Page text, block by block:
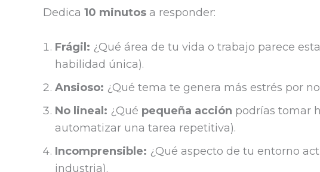
Dedica 10 minutos a responder:
Frágil: ¿Qué área de tu vida o trabajo parece
habilidad única).
Ansioso: ¿Qué tema te genera más estrés por
No lineal: ¿Qué pequeña acción podrías tomar
automatizar una tarea repetitiva).
Incomprensible: ¿Qué aspecto de tu entorno
industria).